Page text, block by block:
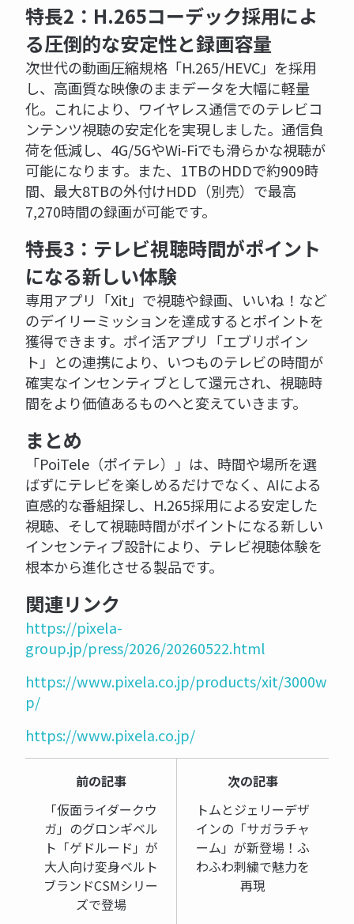
特長2：H.265コーデック採用によ
る圧倒的な安定性と録画容量
次世代の動画圧縮規格「H.265/HEVC」を採用
し、高画質な映像のままデータを大幅に軽量
化。これにより、ワイヤレス通信でのテレビコ
ンテンツ視聴の安定化を実現しました。通信負
荷を低減し、4G/5GやWi-Fiでも滑らかな視聴が
可能になります。また、1TBのHDDで約909時
間、最大8TBの外付けHDD（別売）で最高
7,270時間の録画が可能です。
特長3：テレビ視聴時間がポイント
になる新しい体験
専用アプリ「Xit」で視聴や録画、いいね！など
のデイリーミッションを達成するとポイントを
獲得できます。ポイ活アプリ「エブリポイン
ト」との連携により、いつものテレビの時間が
確実なインセンティブとして還元され、視聴時
間をより価値あるものへと変えていきます。
まとめ
「PoiTele（ポイテレ）」は、時間や場所を選
ばずにテレビを楽しめるだけでなく、AIによる
直感的な番組探し、H.265採用による安定した
視聴、そして視聴時間がポイントになる新しい
インセンティブ設計により、テレビ視聴体験を
根本から進化させる製品です。
関連リンク
https://pixela-
group.jp/press/2026/20260522.html
https://www.pixela.co.jp/products/xit/3000w
p/
https://www.pixela.co.jp/
前の記事
「仮面ライダークウ
ガ」のグロンギベル
ト「ゲドルード」が
大人向け変身ベルト
ブランドCSMシリー
ズで登場
次の記事
トムとジェリーデザ
インの「サガラチャ
ーム」が新登場！ふ
わふわ刺繍で魅力を
再現